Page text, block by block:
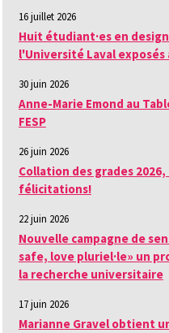
16 juillet 2026
Huit étudiant·es en
l'Université Laval exposés
30 juin 2026
Anne-Marie Emond au
FESP
26 juin 2026
Collation des grades
félicitations!
22 juin 2026
Nouvelle campagne de
safe, love pluriel·le» un
la recherche universitaire
17 juin 2026
Marianne Gravel obtient